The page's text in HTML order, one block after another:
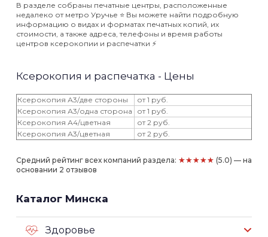
В разделе собраны печатные центры, расположенные
недалеко от метро Уручье ⭐️ Вы можете найти подробную
информацию о видах и форматах печатных копий, их
стоимости, а также адреса, телефоны и время работы
центров ксерокопии и распечатки ⚡️
Ксерокопия и распечатка - Цены
Ксерокопия А3/две стороны
от 1 руб.
Ксерокопия А3/одна сторона
от 1 руб.
Ксерокопия А4/цветная
от 2 руб.
Ксерокопия А3/цветная
от 2 руб.
Средний рейтинг всех компаний раздела: ★★★★★ (5.0) — на
основании 2 отзывов
Каталог Минска
Здоровье